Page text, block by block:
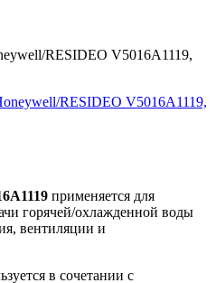
RESIDEO V5016A1119,
применяется для
горячей/охлажденной воды
вентиляции и
в сочетании с